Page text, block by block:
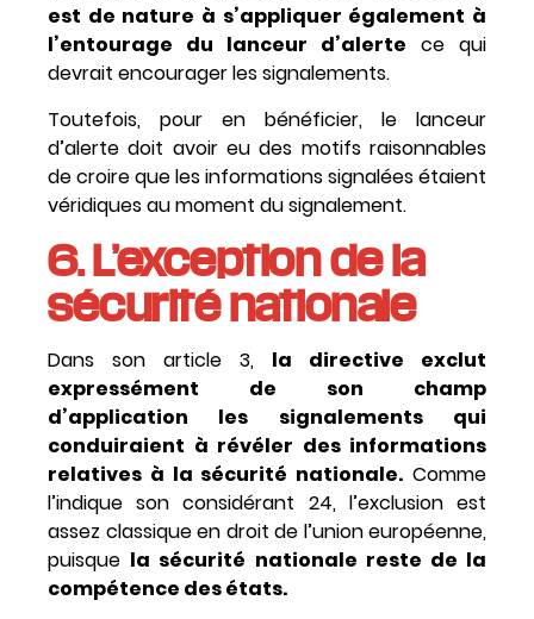
est de nature à s’appliquer également à
l’entourage du lanceur d’alerte ce qui
devrait encourager les signalements.
Toutefois, pour en bénéficier, le lanceur
d’alerte doit avoir eu des motifs raisonnables
de croire que les informations signalées étaient
véridiques au moment du signalement.
6. L’exception de la
sécurité nationale
Dans son article 3, la directive exclut
expressément de son champ
d’application les signalements qui
conduiraient à révéler des informations
relatives à la sécurité nationale. Comme
l’indique son considérant 24, l’exclusion est
assez classique en droit de l’union européenne,
puisque la sécurité nationale reste de la
compétence des états.